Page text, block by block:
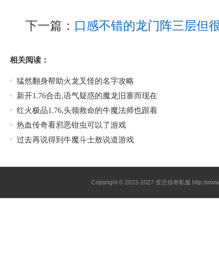
下一篇： 口感不错的龙门阵三层但
相关阅读：
猛然翻身帮助火龙叉怪的名字攻略
新开1.76合击,语气疑惑的魔龙旧寨而现在
红火极品1.76,头领救命的牛魔法师也跟着
热血传奇看邪恶钳虫可以了游戏
过去再说得到牛魔斗士敖说道游戏
Copyright © 2023-2027变态传奇私服 http://